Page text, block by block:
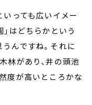
いっても広いイメー
はどちらかという
んですね。それに
林があり、井の頭池
度が高いところかな